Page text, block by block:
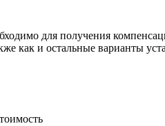
для получения
как и остальные варианты